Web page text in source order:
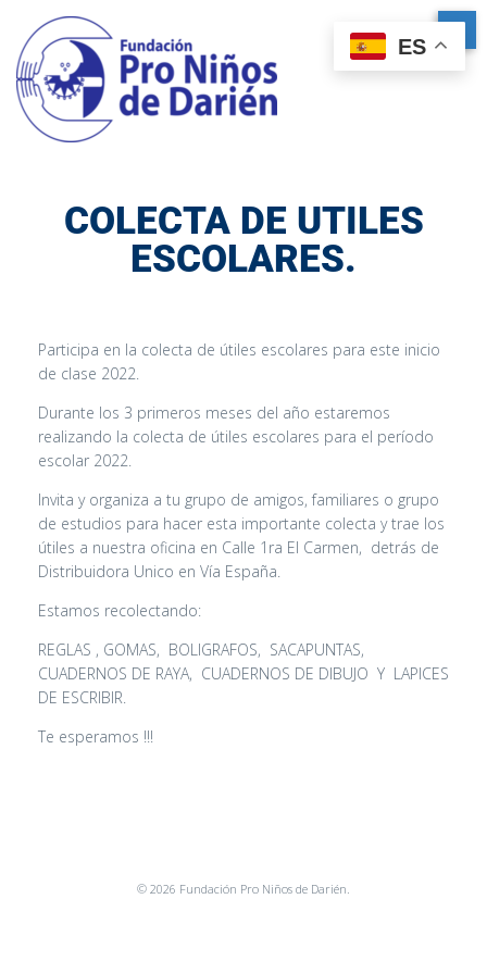
COLECTA DE UTILES
ESCOLARES.
Participa en la colecta de útiles escolares para este inicio
de clase 2022.
Durante los 3 primeros meses del año estaremos
realizando la colecta de útiles escolares para el período
escolar 2022.
Invita y organiza a tu grupo de amigos, familiares o grupo
de estudios para hacer esta importante colecta y trae los
útiles a nuestra oficina en Calle 1ra El Carmen, detrás de
Distribuidora Unico en Vía España.
Estamos recolectando:
REGLAS , GOMAS, BOLIGRAFOS, SACAPUNTAS,
CUADERNOS DE RAYA, CUADERNOS DE DIBUJO Y LAPICES
DE ESCRIBIR.
Te esperamos !!!
© 2026 Fundación Pro Niños de Darién.
ES